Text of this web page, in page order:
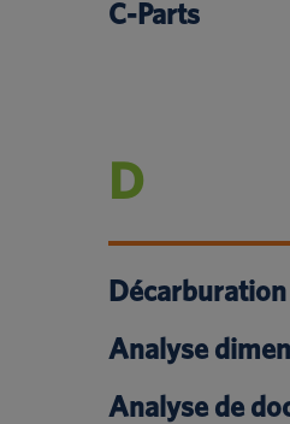
C-Parts
D
Décarburation
Analyse
Analyse de